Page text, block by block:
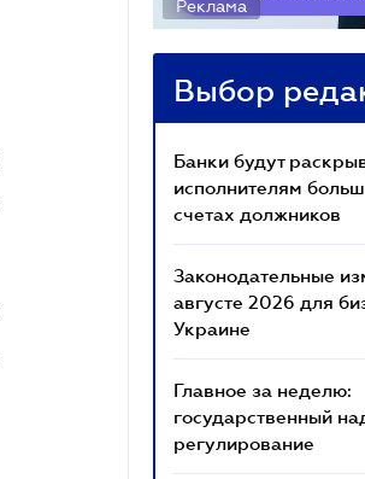
Реклама
Выбор
Банки будут
исполнителям
счетах должников
Законодательные
августе 2026 для
Украине
Главное за неделю:
государственный
регулирование